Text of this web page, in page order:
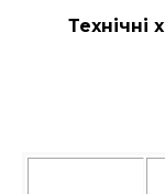
Технічні